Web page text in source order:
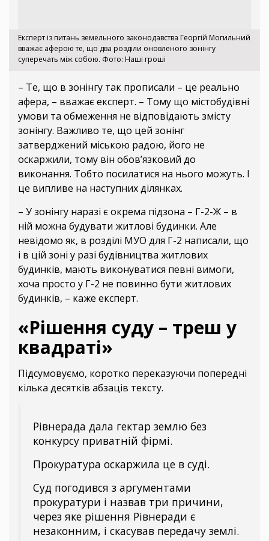
Експерт із питань земельного законодавства Георгій Могильний
вважає аферою те, що два розділи оновленого зонінгу
суперечать між собою. Фото: Наші гроші
– Те, що в зонінгу так прописали – це реально
афера, – вважає експерт. – Тому що містобудівні
умови та обмеження не відповідають змісту
зонінгу. Важливо те, що цей зонінг
затверджений міською радою, його не
оскаржили, тому він обов’язковий до
виконання. Тобто посилатися на нього можуть. І
це випливе на наступних ділянках.
– У зонінгу наразі є окрема підзона – Г-2-Ж – в
ній можна будувати житлові будинки. Але
невідомо як, в розділі МУО для Г-2 написали, що
і в цій зоні у разі будівництва житлових
будинків, мають виконуватися певні вимоги,
хоча просто у Г-2 не повинно бути житлових
будинків, – каже експерт.
«Рішення суду – треш у
квадраті»
Підсумовуємо, коротко переказуючи попередні
кілька десятків абзаців тексту.
Рівнерада дала гектар землю без
конкурсу приватній фірмі.
Прокуратура оскаржила це в суді.
Суд погодився з аргументами
прокуратури і назвав три причини,
через яке рішення Рівнеради є
незаконним, і скасував передачу землі.